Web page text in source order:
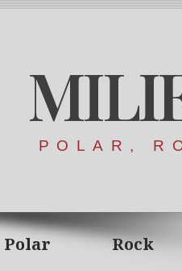
POLAR,
Polar Rock